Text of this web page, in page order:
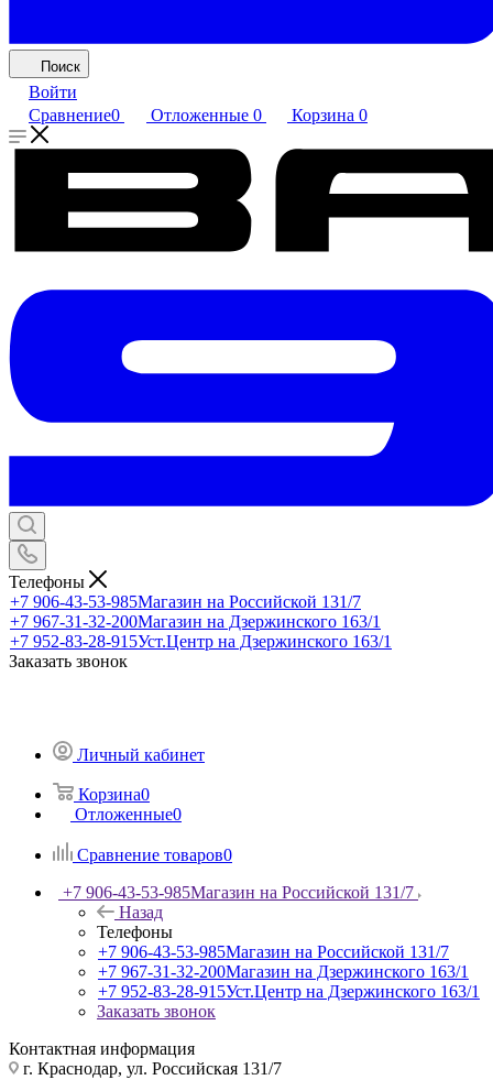
Поиск
Войти
Сравнение0 Отложенные 0 Корзина 0
Телефоны
+7 906-43-53-985Магазин на Российской 131/7
+7 967-31-32-200Магазин на Дзержинского 163/1
+7 952-83-28-915Уст.Центр на Дзержинского 163/1
Заказать звонок
Личный кабинет
Корзина0
Отложенные0
Сравнение товаров0
+7 906-43-53-985Магазин на Российской 131/7
Назад
Телефоны
+7 906-43-53-985Магазин на Российской 131/7
+7 967-31-32-200Магазин на Дзержинского 163/1
+7 952-83-28-915Уст.Центр на Дзержинского 163/1
Заказать звонок
Контактная информация
г. Краснодар, ул. Российская 131/7